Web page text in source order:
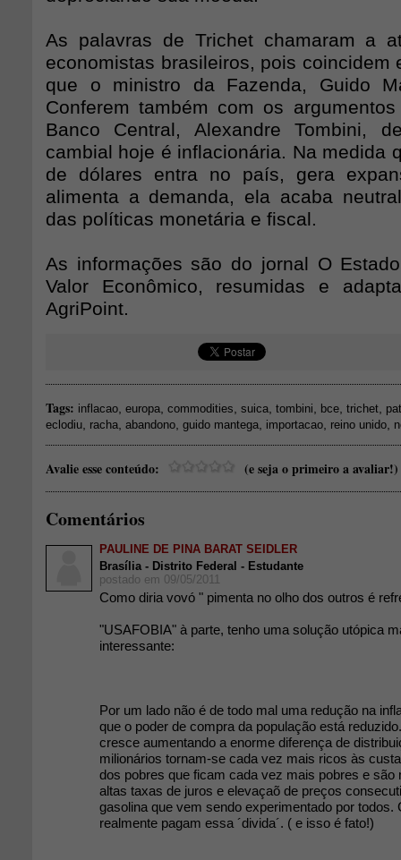
As palavras de Trichet chamaram a
economistas brasileiros, pois coincidem
que o ministro da Fazenda, Guido
Conferem também com os
Banco Central, Alexandre Tombini,
cambial hoje é inflacionária. Na medida
de dólares entra no país, gera
alimenta a demanda, ela acaba
das políticas monetária e fiscal.
As informações são do jornal O
Valor Econômico, resumidas e
AgriPoint.
Tags: inflacao europa commodities suica tombini bce trichet
eclodiu racha abandono guido mantega importacao reino unido
Avalie esse conteúdo: (e seja o primeiro a avaliar!)
Comentários
PAULINE DE PINA BARAT SEIDLER
Brasília - Distrito Federal - Estudante
postado em 09/05/2011
Como diria vovó " pimenta no olho dos outros é
"USAFOBIA" à parte, tenho uma solução utópica
interessante:
Por um lado não é de todo mal uma redução na
que o poder de compra da população está
cresce aumentando a enorme diferença de
milionários tornam-se cada vez mais ricos às
dos pobres que ficam cada vez mais pobres e
altas taxas de juros e elevaçaõ de preços
gasolina que vem sendo experimentado por todos.
realmente pagam essa ´divida´. ( e isso é fato!)